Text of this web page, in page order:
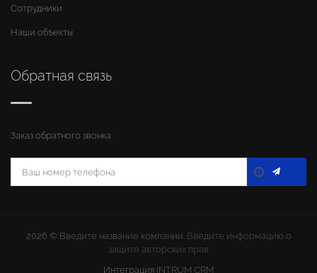
Сотрудники
Наши объекты
Обратная связь
Заказ обратного звонка
2026 © Введите название компании. Введите информацию о
защите авторских прав
Интеграция INTRUM CRM